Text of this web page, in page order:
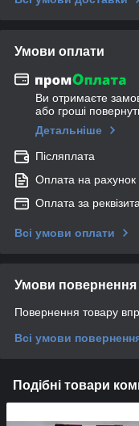
Умови оплати
Ви отримаєте
або гроші
Детальніше
Післяплата
Оплата на рахунок
Оплата за
Всі умови оплати
Умови повернення
Повернення товару
Всі умови
Подібні товари